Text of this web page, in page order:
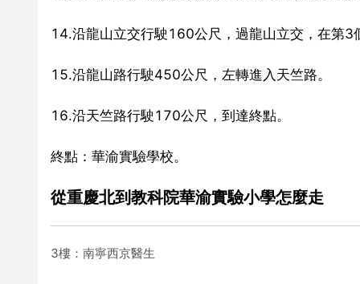
14.沿龍山立交行駛160公尺，過龍山立交，在第
15.沿龍山路行駛450公尺，左轉進入天竺路。
16.沿天竺路行駛170公尺，到達終點。
終點：華渝實驗學校。
從重慶北到教科院華渝實驗小學怎麼走
3樓：南寧西京醫生